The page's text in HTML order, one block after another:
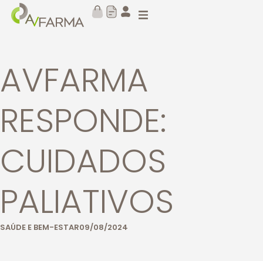
AVFARMA
RESPONDE:
CUIDADOS
PALIATIVOS
SAÚDE E BEM-ESTAR09/08/2024